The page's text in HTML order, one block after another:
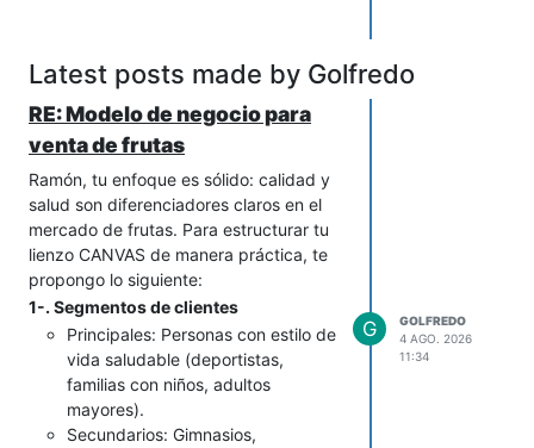
al turismo
con parques
más grandes
Uso de redes
promoción
¿Qué hacer después del FODA?
Aprovechar las fortalezas y
oportunidades(por ejemplo,
promover la ubicación y usar redes
sociales).
Reducir las debilidades(buscar
financiamiento, mejorar
infraestructura).
Por otra parte, considera incorporar a tu
IA, si no las tienes, funcionalidades
como las siguientes:
Procesamiento de lenguaje
natural avanzado
comprender consultas complejas y
ambiguas.
Análisis de sentimientos: Para
detectar la emoción del cliente y
adaptar la respuesta en
consecuencia.
Aprendizaje automático: Para
mejorar continuamente el
rendimiento de la IA a través de la
experiencia.
Integración con otros canales
Latest posts made by Golfredo
RE: Modelo de negocio para
venta de frutas
Ramón, tu enfoque es sólido: calidad y
salud son diferenciadores claros en el
mercado de frutas. Para estructurar tu
lienzo CANVAS de manera práctica, te
propongo lo siguiente:
1-. Segmentos de clientes
Principales: Personas con estilo de
vida saludable (deportistas,
familias con niños, adultos
mayores).
Secundarios: Gimnasios,
G
GOLFREDO
4 AGO. 2026
11:34